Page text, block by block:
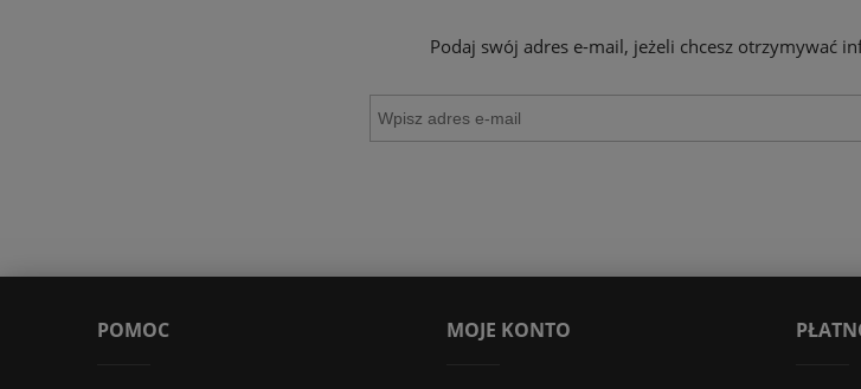
Podaj swój adres e-mail, jeżeli chcesz otrzymywać
POMOC MOJE KONTO